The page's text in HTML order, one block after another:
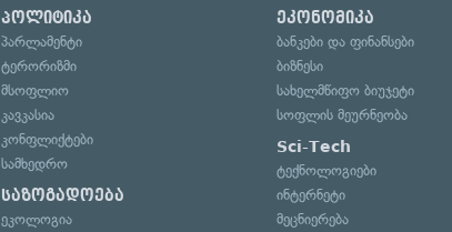
პოლიტიკა
პარლამენტი
ტერორიზმი
მსოფლიო
კავკასია
კონფლიქტები
სამხედრო
საზოგადოება
ეკოლოგია
ეკონომიკა
ბანკები და ფინანსები
ბიზნესი
სახელმწიფო ბიუჯეტი
სოფლის მეურნეობა
Sci-Tech
ტექნოლოგიები
ინტერნეტი
მეცნიერება